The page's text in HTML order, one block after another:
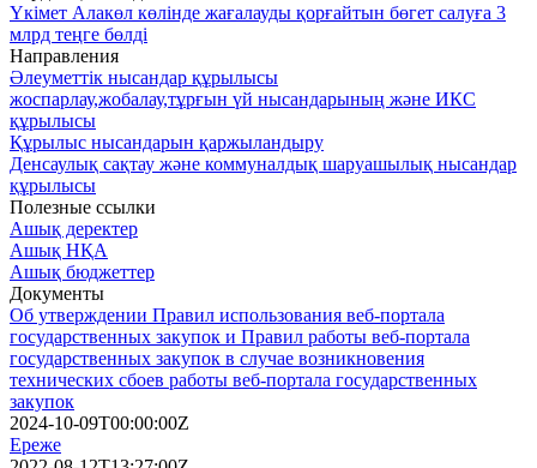
Үкімет Алакөл көлінде жағалауды қорғайтын бөгет салуға 3
млрд теңге бөлді
Направления
Әлеуметтік нысандар құрылысы
жоспарлау,жобалау,тұрғын үй нысандарының және ИКС
құрылысы
Құрылыс нысандарын қаржыландыру
Денсаулық сақтау және коммуналдық шаруашылық нысандар
құрылысы
Полезные ссылки
Ашық деректер
Ашық НҚА
Ашық бюджеттер
Документы
Об утверждении Правил использования веб-портала
государственных закупок и Правил работы веб-портала
государственных закупок в случае возникновения
технических сбоев работы веб-портала государственных
закупок
2024-10-09T00:00:00Z
Ереже